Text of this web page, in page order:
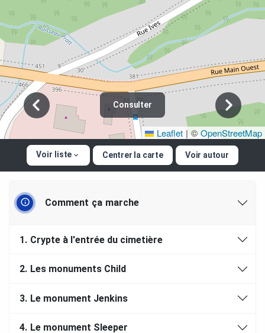
Comment ça marche
1. Crypte à l'entrée du cimetière
2. Les monuments Child
3. Le monument Jenkins
4. Le monument Sleeper
Leaflet | © OpenStreetMap
Consulter
Voir liste Centrer la carte Voir autour